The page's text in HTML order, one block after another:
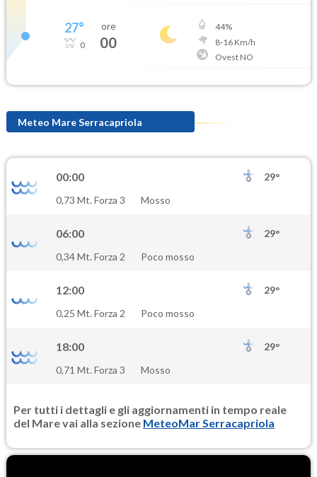
27°
0
ore
00
44%
8-16Km/h
Ovest NO
Meteo Mare Serracapriola
00:00
29°
0,73 Mt. Forza 3
Mosso
06:00
29°
0,34 Mt. Forza 2
Poco mosso
12:00
29°
0,25 Mt. Forza 2
Poco mosso
18:00
29°
0,71 Mt. Forza 3
Mosso
Per tutti i dettagli e gli aggiornamenti in tempo reale
del Mare vai alla sezione MeteoMar Serracapriola